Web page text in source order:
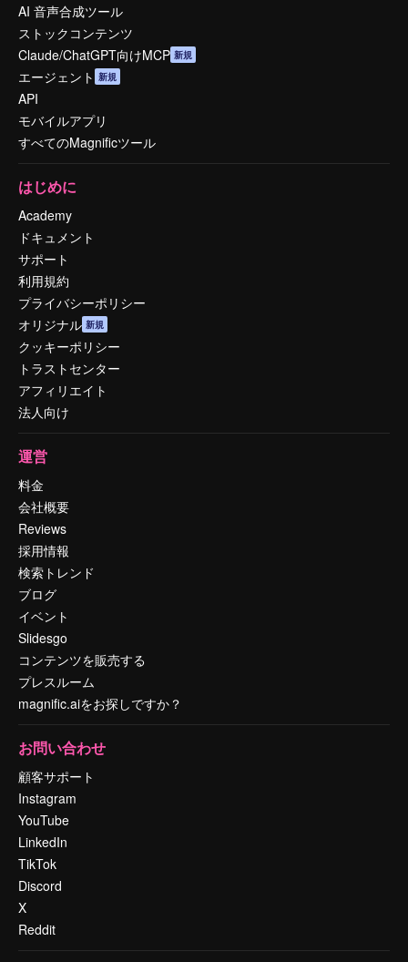
AI 音声合成ツール
ストックコンテンツ
Claude/ChatGPT向けMCP 新規
エージェント 新規
API
モバイルアプリ
すべてのMagnificツール
はじめに
Academy
ドキュメント
サポート
利用規約
プライバシーポリシー
オリジナル 新規
クッキーポリシー
トラストセンター
アフィリエイト
法人向け
運営
料金
会社概要
Reviews
採用情報
検索トレンド
ブログ
イベント
Slidesgo
コンテンツを販売する
プレスルーム
magnific.aiをお探しですか？
お問い合わせ
顧客サポート
Instagram
YouTube
LinkedIn
TikTok
Discord
X
Reddit